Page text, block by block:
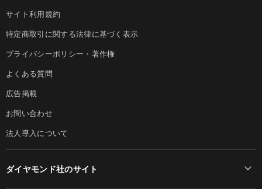
サイト利用規約
特定商取引に関する法律に基づく表示
プライバシーポリシー・著作権
よくある質問
広告掲載
お問い合わせ
法人導入について
ダイヤモンド社のサイト